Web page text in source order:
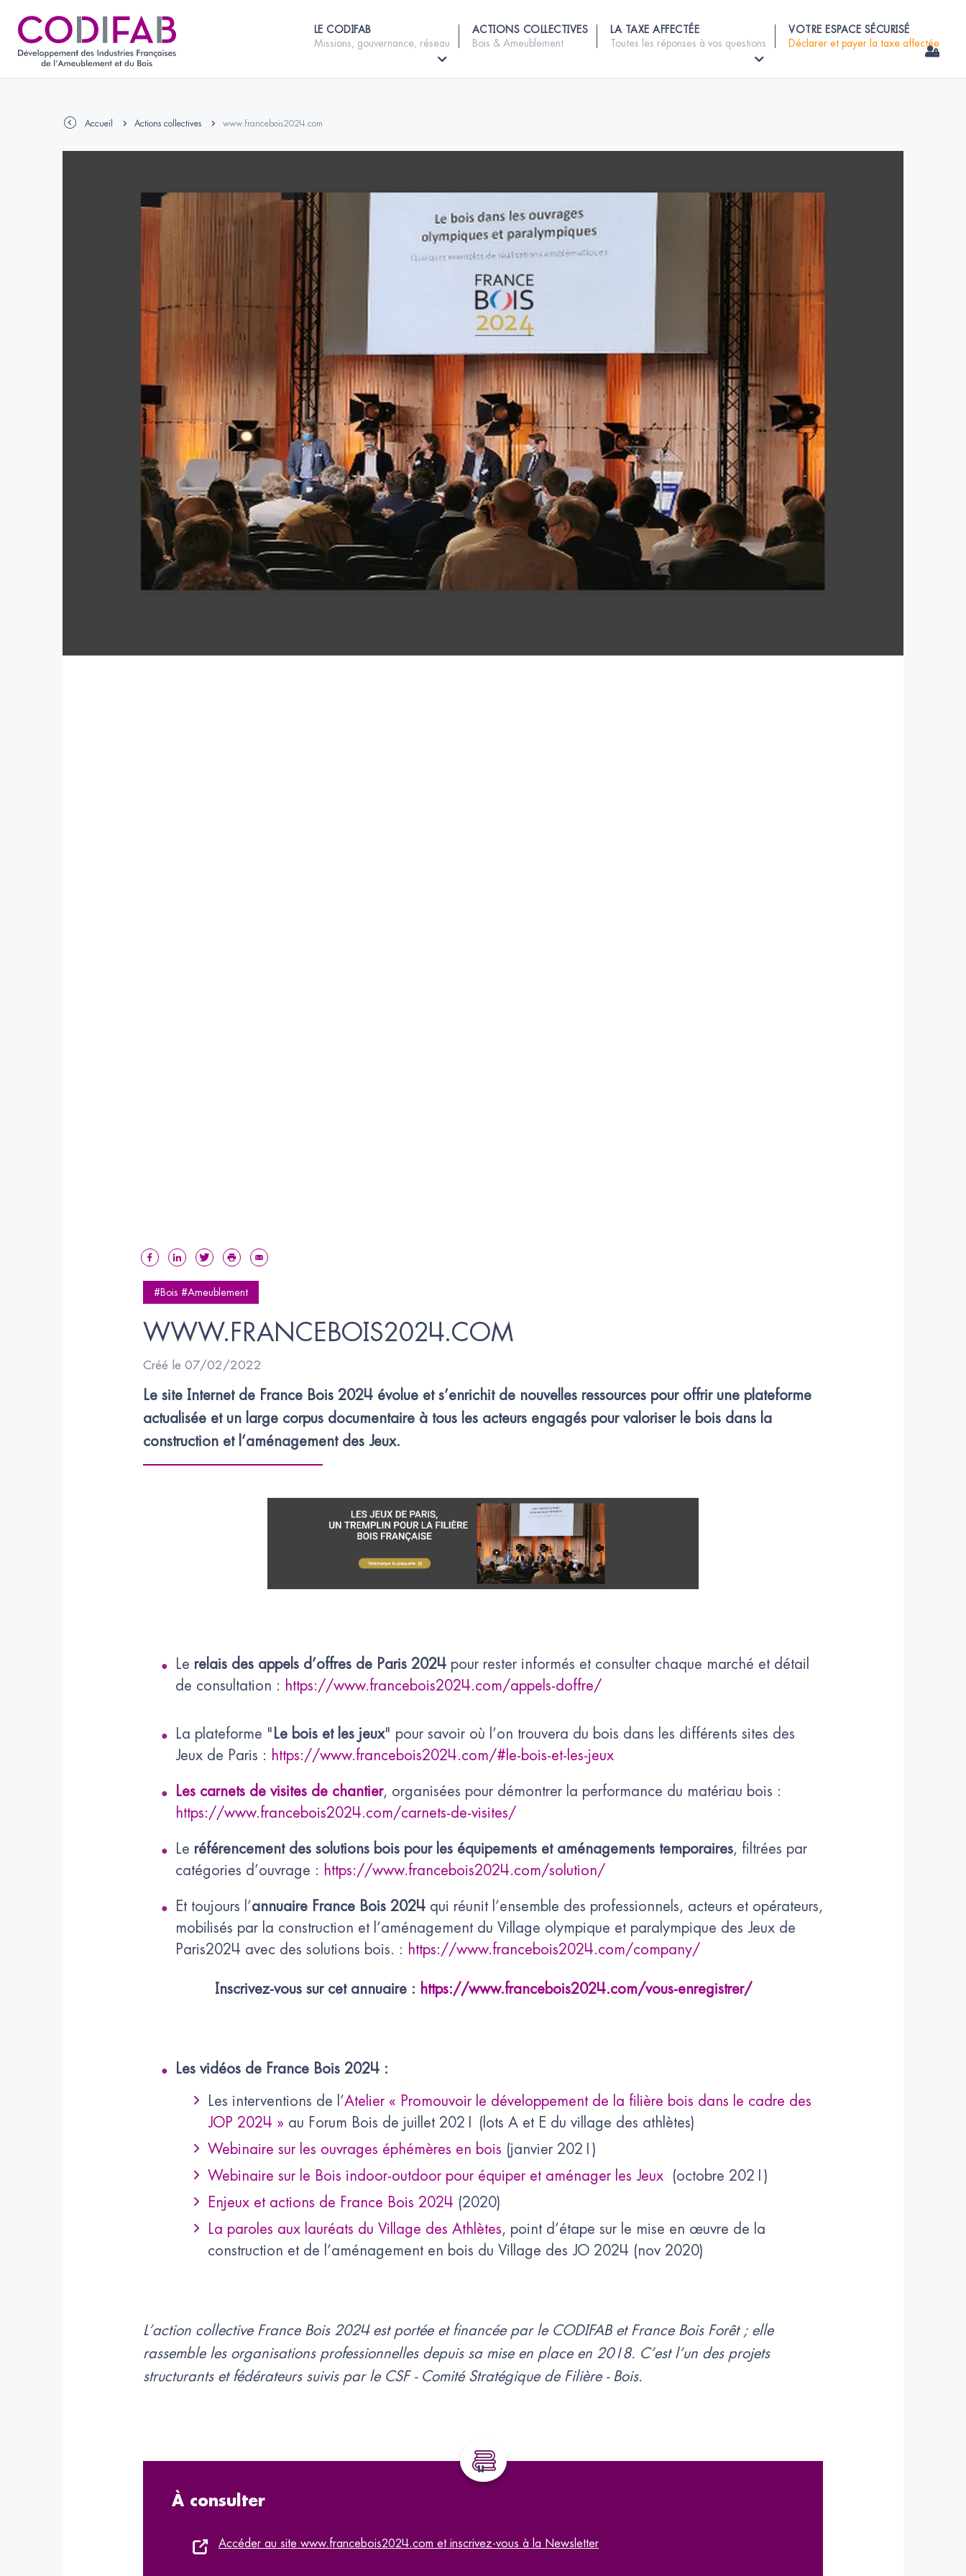
LE CODIFAB
Missions, gouvernance, réseau
ACTIONS COLLECTIVES
Bois & Ameublement
LA TAXE AFFECTÉE
Toutes les réponses à vos questions
VOTRE ESPACE SÉCURISÉ
Déclarer et payer la taxe affectée
Accueil Actions collectives www.francebois2024.com
#Bois #Ameublement
WWW.FRANCEBOIS2024.COM
Créé le 07/02/2022
Le site Internet de France Bois 2024 évolue et s’enrichit de nouvelles ressources pour offrir une plateforme
actualisée et un large corpus documentaire à tous les acteurs engagés pour valoriser le bois dans la
construction et l’aménagement des Jeux.
Le relais des appels d’offres de Paris 2024 pour rester informés et consulter chaque marché et détail
de consultation : https://www.francebois2024.com/appels-doffre/
La plateforme " Le bois et les jeux" pour savoir où l’on trouvera du bois dans les différents sites des
Jeux de Paris : https://www.francebois2024.com/#le-bois-et-les-jeux
Les carnets de visites de chantier, organisées pour démontrer la performance du matériau bois :
https://www.francebois2024.com/carnets-de-visites/
Le référencement des solutions bois pour les équipements et aménagements temporaires, filtrées par
catégories d’ouvrage : https://www.francebois2024.com/solution/
Et toujours l’annuaire France Bois 2024 qui réunit l’ensemble des professionnels, acteurs et opérateurs,
mobilisés par la construction et l’aménagement du Village olympique et paralympique des Jeux de
Paris2024 avec des solutions bois. : https://www.francebois2024.com/company/
Inscrivez-vous sur cet annuaire : https://www.francebois2024.com/vous-enregistrer/
Les vidéos de France Bois 2024 :
Les interventions de l’Atelier « Promouvoir le développement de la filière bois dans le cadre des
JOP 2024 » au Forum Bois de juillet 2021 (lots A et E du village des athlètes)
Webinaire sur les ouvrages éphémères en bois (janvier 2021)
Webinaire sur le Bois indoor-outdoor pour équiper et aménager les Jeux (octobre 2021)
Enjeux et actions de France Bois 2024 (2020)
La paroles aux lauréats du Village des Athlètes, point d’étape sur le mise en œuvre de la
construction et de l’aménagement en bois du Village des JO 2024 (nov 2020)
L’action collective France Bois 2024 est portée et financée par le CODIFAB et France Bois Forêt ; elle
rassemble les organisations professionnelles depuis sa mise en place en 2018. C’est l’un des projets
structurants et fédérateurs suivis par le CSF - Comité Stratégique de Filière - Bois.
À consulter
Accéder au site www.francebois2024.com et inscrivez-vous à la Newsletter